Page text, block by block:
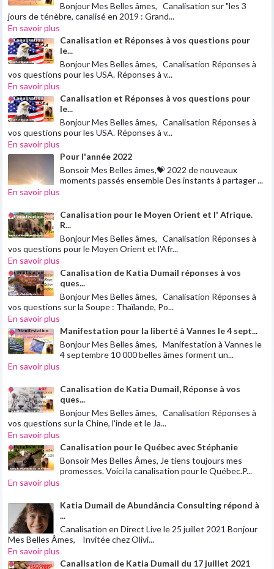
Bonjour Mes Belles âmes, Canalisation sur "les 3
jours de ténèbre, canalisé en 2019 : Grand...
En savoir plus
Canalisation et Réponses à vos questions pour
le...
Bonjour Mes Belles âmes, Canalisation Réponses à
vos questions pour les USA. Réponses à v...
En savoir plus
Canalisation et Réponses à vos questions pour
le...
Bonjour Mes Belles âmes, Canalisation Réponses à
vos questions pour les USA. Réponses à v...
En savoir plus
Pour l'année 2022
Bonsoir Mes Belles âmes,💝 2022 de nouveaux
moments passés ensemble Des instants à partager ...
En savoir plus
Canalisation pour le Moyen Orient et l' Afrique.
R...
Bonjour Mes Belles âmes, Canalisation Réponses à
vos questions pour le Moyen Orient et l'Afr...
En savoir plus
Canalisation de Katia Dumail réponses à vos
ques...
Bonjour Mes Belles âmes, Canalisation Réponses à
vos questions sur la Soupe : Thaïlande, Po...
En savoir plus
Manifestation pour la liberté à Vannes le 4 sept...
Bonjour Mes Belles âmes, Manifestation à Vannes le
4 septembre 10 000 belles âmes forment un...
En savoir plus
Canalisation de Katia Dumail, Réponse à vos
ques...
Bonjour Mes Belles âmes, Canalisation Réponses à
vos questions sur la Chine, l'inde et le Ja...
En savoir plus
Canalisation pour le Québec avec Stéphanie
Bonsoir Mes Belles Âmes, Je tiens toujours mes
promesses. Voici la canalisation pour le Québec.P...
En savoir plus
Katia Dumail de Abundância Consulting répond à
...
Canalisation en Direct Live le 25 juillet 2021 Bonjour
Mes Belles Âmes, Invitée chez Olivi...
En savoir plus
Canalisation de Katia Dumail du 17 juillet 2021